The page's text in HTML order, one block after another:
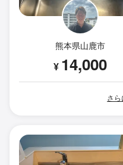
熊本県山鹿市
¥ 14,000
さら